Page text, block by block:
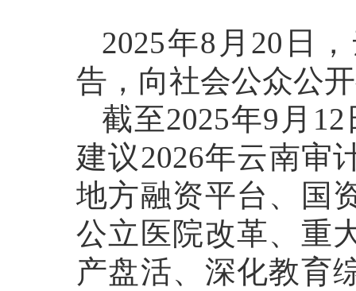
2025年8月20日
告，向社会公众公
截至2025年9月
建议2026年云南审
地方融资平台、国
公立医院改革、重
产盘活、深化教育